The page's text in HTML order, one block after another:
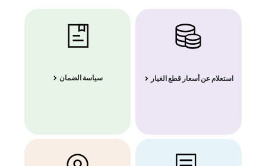
استعلام عن أسعار قطع الغيار سياسة الضمان